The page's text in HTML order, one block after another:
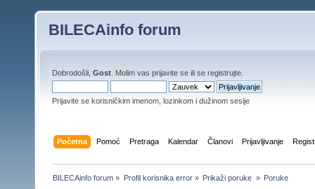
BILECAinfo forum
Dobrodošli, Gost . Molim vas prijavite se ili se registrujte
Prijavite se korisničkim imenom, lozinkom i dužinom sesije
Početna Pomoć Pretraga Kalendar Članovi Prijavljivanje
BILECAinfo forum » Profil korisnika error» Prikaži poruke » Poruke